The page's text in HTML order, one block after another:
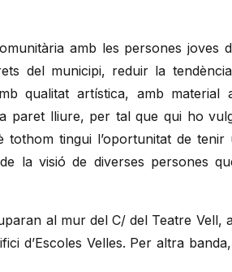
amb les persones joves
del municipi, reduir la
qualitat artística, amb material
paret lliure, per tal que qui ho
tothom tingui l’oportunitat de
la visió de diverses persones
al mur del C/ del Teatre Vell,
d’Escoles Velles. Per altra